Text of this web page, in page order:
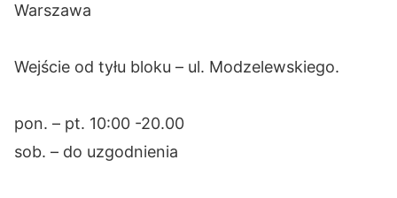
Warszawa
Wejście od tyłu bloku – ul. Modzelewskiego.
pon. – pt. 10:00 -20.00
sob. – do uzgodnienia